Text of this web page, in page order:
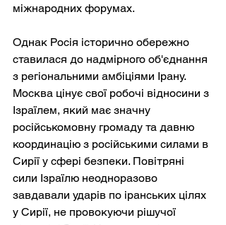
міжнародних форумах.
Однак Росія історично обережно
ставилася до надмірного об'єднання
з регіональними амбіціями Ірану.
Москва цінує свої робочі відносини з
Ізраїлем, який має значну
російськомовну громаду та давню
координацію з російськими силами в
Сирії у сфері безпеки. Повітряні
сили Ізраїлю неодноразово
завдавали ударів по іранських цілях
у Сирії, не провокуючи рішучої